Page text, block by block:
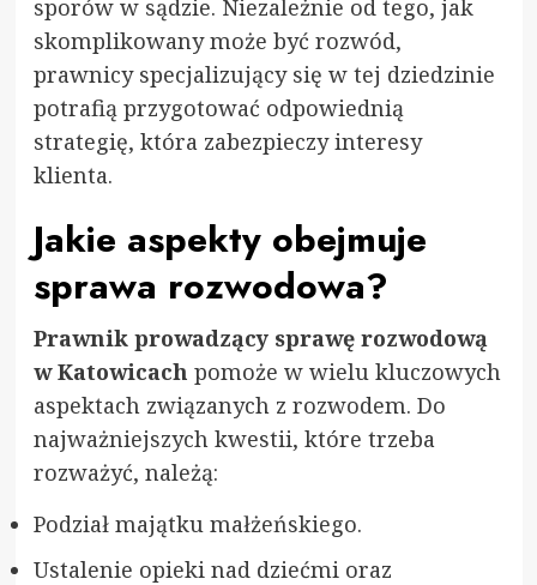
sporów w sądzie. Niezależnie od tego, jak
skomplikowany może być rozwód,
prawnicy specjalizujący się w tej dziedzinie
potrafią przygotować odpowiednią
strategię, która zabezpieczy interesy
klienta.
Jakie aspekty obejmuje
sprawa rozwodowa?
Prawnik prowadzący sprawę rozwodową
w Katowicach pomoże w wielu kluczowych
aspektach związanych z rozwodem. Do
najważniejszych kwestii, które trzeba
rozważyć, należą:
Podział majątku małżeńskiego.
Ustalenie opieki nad dziećmi oraz